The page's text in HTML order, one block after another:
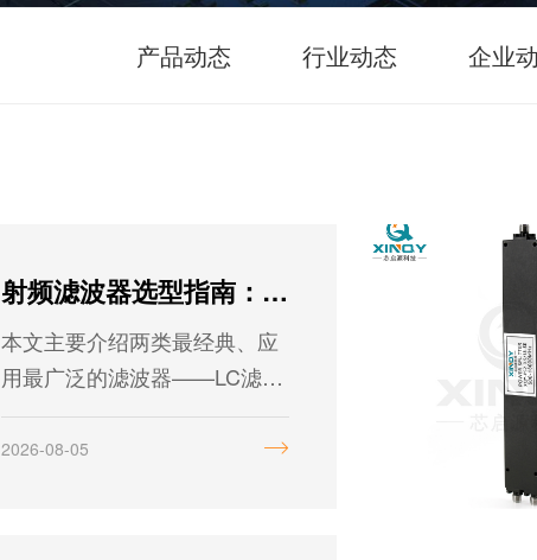
产品动态 行业动态 企业
射频滤波器选型指南：LC滤波器与腔体滤波器
本文主要介绍两类最经典、应
用最广泛的滤波器——LC滤波
器和腔体滤波器，系统梳理其
工作原理、核心参数和选型逻
2026-08-05